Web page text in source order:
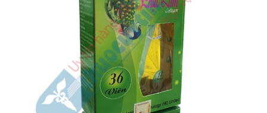
Làm
đẹp,
Chống